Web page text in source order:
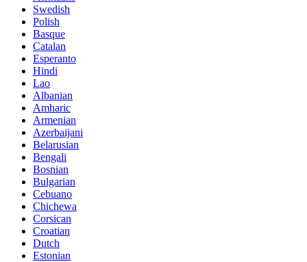
Swedish
Polish
Basque
Catalan
Esperanto
Hindi
Lao
Albanian
Amharic
Armenian
Azerbaijani
Belarusian
Bengali
Bosnian
Bulgarian
Cebuano
Chichewa
Corsican
Croatian
Dutch
Estonian